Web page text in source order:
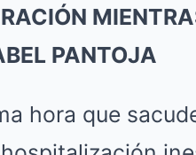
PANTOJA
hora que